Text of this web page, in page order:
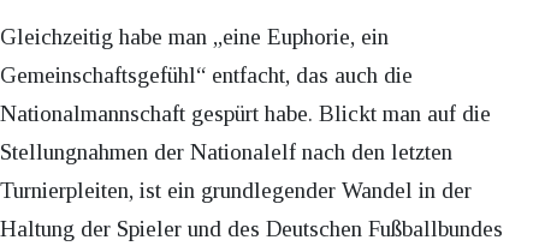
Gleichzeitig habe man „eine Euphorie, ein
Gemeinschaftsgefühl“ entfacht, das auch die
Nationalmannschaft gespürt habe. Blickt man auf die
Stellungnahmen der Nationalelf nach den letzten
Turnierpleiten, ist ein grundlegender Wandel in der
Haltung der Spieler und des Deutschen Fußballbundes